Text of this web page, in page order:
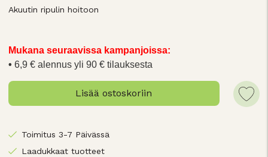
Akuutin ripulin hoitoon
Mukana seuraavissa kampanjoissa:
6,9 € alennus yli 90 € tilauksesta
Lisää ostoskoriin
Toimitus 3-7 Päivässä
Laadukkaat tuotteet